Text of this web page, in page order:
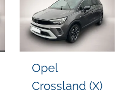
Dacia Duster